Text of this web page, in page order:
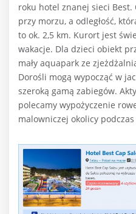
roku hotel znanej sieci
przy morzu, a odległość,
to ok. 2,5 km. Kurort jest
wakacje. Dla dzieci obiekt
mały aquapark ze
Dorośli mogą wypocząć w
szeroką gamą zabiegów.
polecamy wypożyczenie
malowniczej okolicy